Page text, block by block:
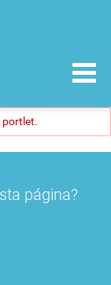
portlet.
página?